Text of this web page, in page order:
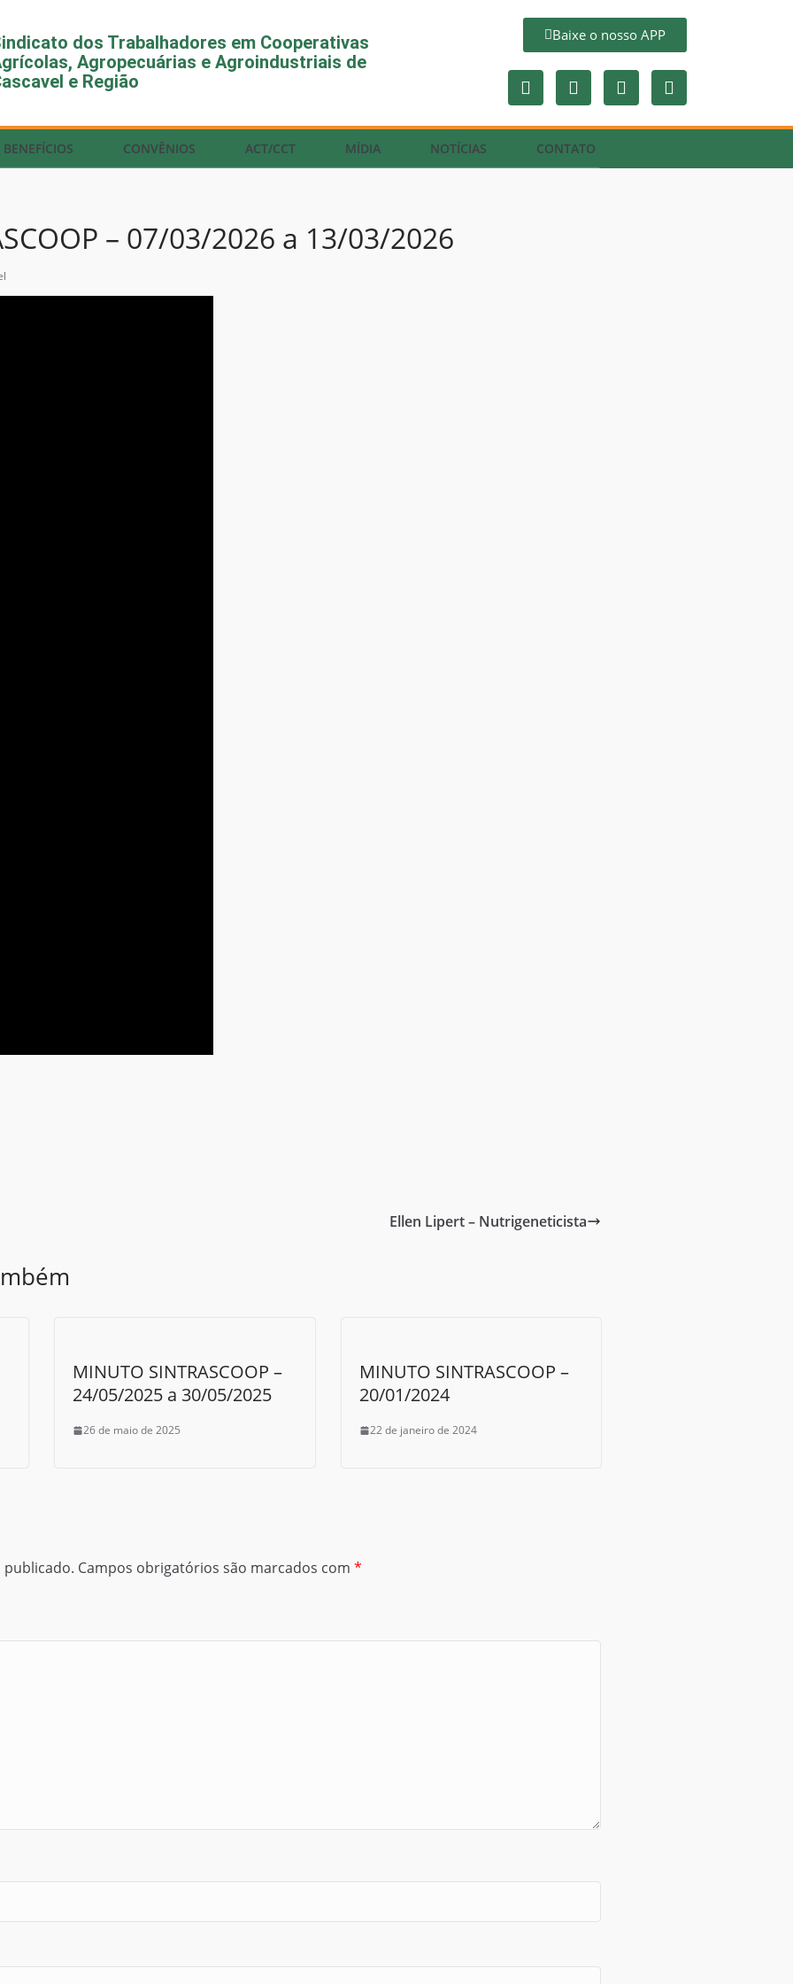
dos Trabalhadores em Cooperativas
Agropecuárias e Agroindustriais de
e Região
Baixe o nosso APP
BENEFÍCIOS CONVÊNIOS ACT/CCT MÍDIA NOTÍCIAS CONTATO
– 07/03/2026 a 13/03/2026
Ellen Lipert – Nutrigeneticista
MINUTO SINTRASCOOP –
24/05/2025 a 30/05/2025
26 de maio de 2025
MINUTO SINTRASCOOP –
20/01/2024
22 de janeiro de 2024
publicado. Campos obrigatórios são marcados com *